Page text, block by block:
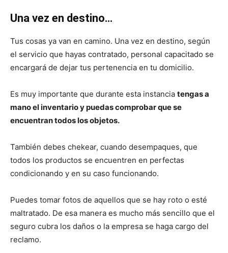
Una vez en destino…
Tus cosas ya van en camino. Una vez en destino, según
el servicio que hayas contratado, personal capacitado se
encargará de dejar tus pertenencia en tu domicilio.
Es muy importante que durante esta instancia tengas a
mano el inventario y puedas comprobar que se
encuentran todos los objetos.
También debes chekear, cuando desempaques, que
todos los productos se encuentren en perfectas
condicionando y en su caso funcionando.
Puedes tomar fotos de aquellos que se hay roto o esté
maltratado. De esa manera es mucho más sencillo que el
seguro cubra los daños o la empresa se haga cargo del
reclamo.